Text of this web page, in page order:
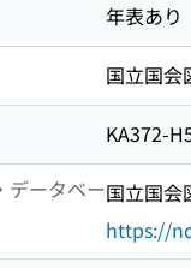
年表あり
国立国会
KA372-
データベー国立国会
https://